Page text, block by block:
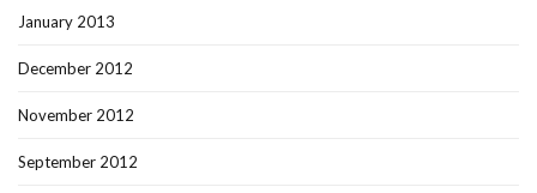
January 2013
December 2012
November 2012
September 2012